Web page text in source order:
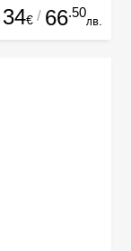
34€ / 66.50
лв.